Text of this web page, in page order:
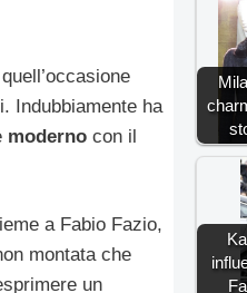
Indubbiamente ha
moderno con il
a Fabio Fazio,
montata che
un